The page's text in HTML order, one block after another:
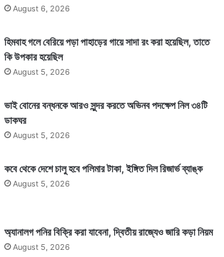
August 6, 2026
হিমবাহ গলে বেরিয়ে পড়া পাহাড়ের গায়ে সাদা রং করা হয়েছিল, তাতে
কি উপকার হয়েছিল
August 5, 2026
ভাই বোনের বন্ধনকে আরও সুন্দর করতে অভিনব পদক্ষেপ নিল ৩৪টি
ডাকঘর
August 5, 2026
কবে থেকে দেশে চালু হবে পলিমার টাকা, ইঙ্গিত দিল রিজার্ভ ব্যাঙ্ক
August 5, 2026
অ্যানালগ পনির বিক্রি করা যাবেনা, দ্বিতীয় রাজ্যেও জারি কড়া নিয়ম
August 5, 2026